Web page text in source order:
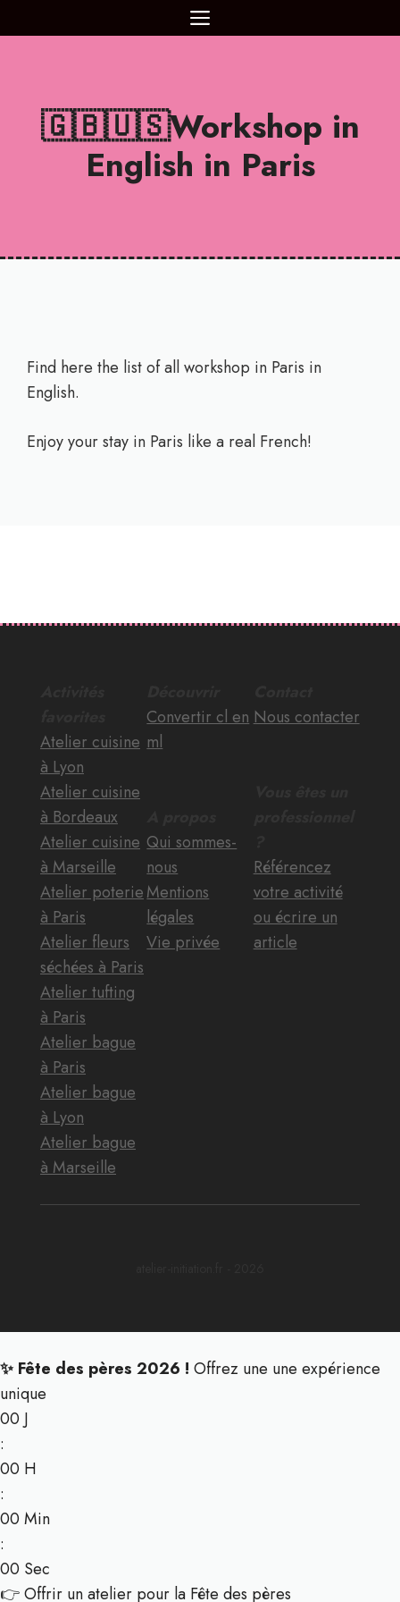
au
MENU
🇬🇧🇺🇸Workshop in
English in Paris
Find here the list of all workshop in Paris in
English.
Enjoy your stay in Paris like a real French!
Atelier cuisine
à Lyon
Atelier cuisine
à Bordeaux
Atelier cuisine
à Marseille
Atelier poterie
à Paris
Atelier fleurs
séchées à Paris
Atelier tufting
à Paris
Atelier bague
à Paris
Atelier bague
à Lyon
Atelier bague
à Marseille
Convertir cl en
ml
Qui sommes-
nous
Mentions
légales
Vie privée
Nous contacter
Référencez
votre activité
ou écrire un
article
✨ Fête des pères 2026 ! Offrez une une expérience
unique
00 J
:
00 H
:
00 Min
:
00 Sec
👉 Offrir un atelier pour la Fête des pères